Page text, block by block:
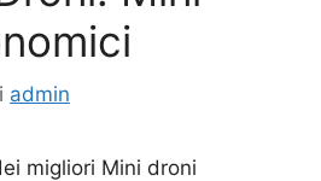
admin
migliori Mini droni